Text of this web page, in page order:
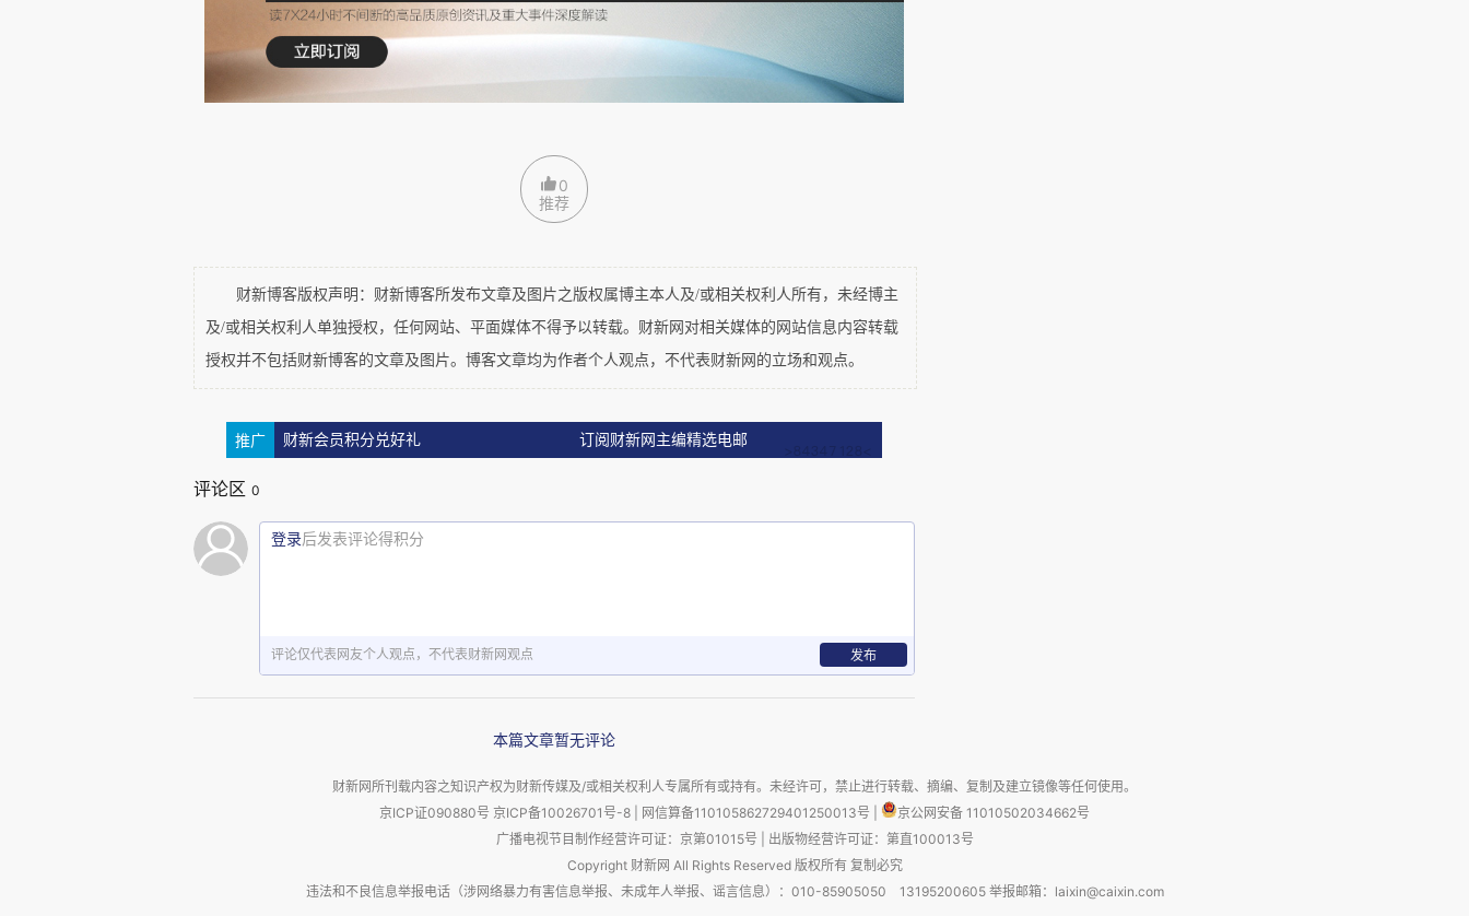
超大特大城市时，用的表述是“优化提升超大特大城市中心城区功能”，而这一次是
“增强超大特大城市综合竞争力”。超大特大城市在中国城市体系中，处于金字塔的
顶层，高层直接提出了“结合实际推进制度创新”、“增强对全球高端生产要素的配置
务业和科技创新进一步向超大特大城市集中，大城市要在经济转型升级突破上“挑大
但需要注意的是，高层对房价重回上升通道没有预期，促进超大特大城市发展，
能稳住房价就不错了。稳住了超大特大城市，就稳住了房地产市场的定价锚点，避
免房地产市场继续往下往深里掉，普通人对于买房投资这件事仍然要谨慎。
的城镇化建设”，具体又分了几类：其一，适时调整扩大经济规模大、人口增长快的
县级市和特大镇经济社会管理权限；其二，推动人口持续流出的城市和资源型城市
转型发展；其三，支持边境城镇增强稳边固边、人口集聚、安全发展能力。
的问题。能增长的地方就做强作精，人口外流和减少的城市就探索转型，不要再继
续铺摊子。边境城镇比较特殊，肩负国家战略使命，不能完全任由市场因素决定人
口流动，因此政策和资源投入还要加码。
第二点信号，就是“可持续”。《意见》明确提出要“建立可持续的城市建设运营
投融资体系”，这里的具体措施不展开分析了。这一条针对性非常强。过去在城市化
狂飙突进的年代，地方政府通过各种方式方法开展建设，出现了巨额的债务扩张，
0
推荐
财新博客版权声明：财新博客所发布文章及图片之版权属博主本人及/或相关权利人所有，未经博主
及/或相关权利人单独授权，任何网站、平面媒体不得予以转载。财新网对相关媒体的网站信息内容转载
授权并不包括财新博客的文章及图片。博客文章均为作者个人观点，不代表财新网的立场和观点。
推广 财新会员积分兑好礼 订阅财新网主编精选电邮
评论区 0
登录后发表评论得积分
评论仅代表网友个人观点，不代表财新网观点 发布
本篇文章暂无评论
财新网所刊载内容之知识产权为财新传媒及/或相关权利人专属所有或持有。未经许可，禁止进行转载、摘编、复制及建立镜像等任何使用。
京ICP证090880号 京ICP备10026701号-8 网信算备110105862729401250013号
京公网安备 11010502034662号
广播电视节目制作经营许可证：京第01015号
出版物经营许可证：第直100013号
Copyright 财新网 All Rights Reserved 版权所有 复制必究
违法和不良信息举报电话（涉网络暴力有害信息举报、未成年人举报、谣言信息）：010-85905050 13195200605 举报邮箱：laixin@caixin.com